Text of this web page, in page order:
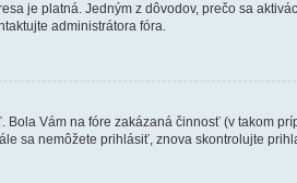
je platná. Jedným z dôvodov, prečo sa
administrátora fóra.
Vám na fóre zakázaná činnosť (v takom
sa nemôžete prihlásiť, znova skontrolujte